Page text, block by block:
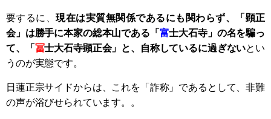
要するに、現在は実質無関係であるにも関わらず、「顕正
会」は勝手に本家の総本山である「 富士大石寺」の名を騙っ
て、「 冨士大石寺顕正会」と、自称しているに過ぎないとい
うのが実態です。
日蓮正宗サイドからは、これを「詐称」であるとして、非難
の声が浴びせられています。。